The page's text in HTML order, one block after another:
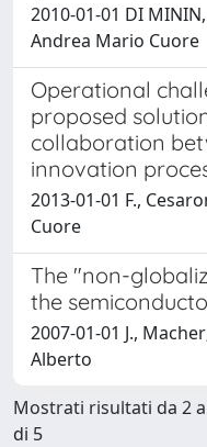
2010-01-01 DI
Andrea Mario Cuore
Operational
proposed
collaboration
innovation
2013-01-01 F.,
Cuore
The "non-
the
2007-01-01 J.,
Alberto
Mostrati risultati da 2
di 5